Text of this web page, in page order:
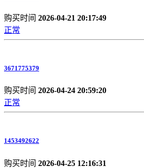
购买时间 2026-04-21 20:17:49
正常
3671775379
购买时间 2026-04-24 20:59:20
正常
1453492622
购买时间 2026-04-25 12:16:31